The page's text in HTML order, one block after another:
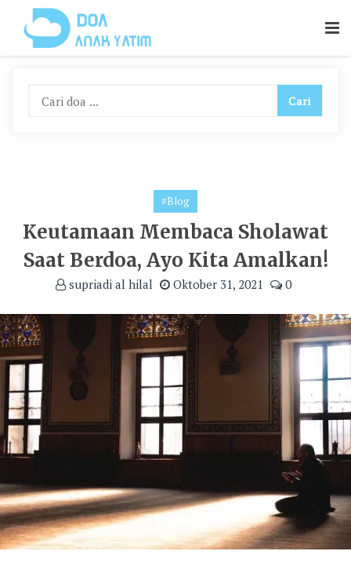
Content
#Blog
Keutamaan Membaca Sholawat
Saat Berdoa, Ayo Kita Amalkan!
supriadi al hilal Oktober 31, 2021 0